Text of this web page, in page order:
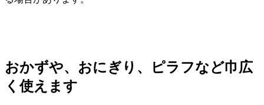
おかずや、おにぎり、ピラフなど巾広
く使えます